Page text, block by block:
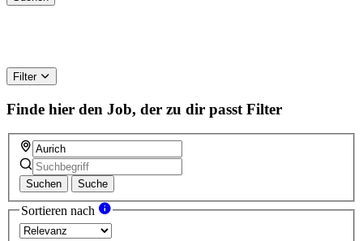
Filter
Finde hier den Job, der zu dir passt Filter
Suchen Suche
Sortieren nach